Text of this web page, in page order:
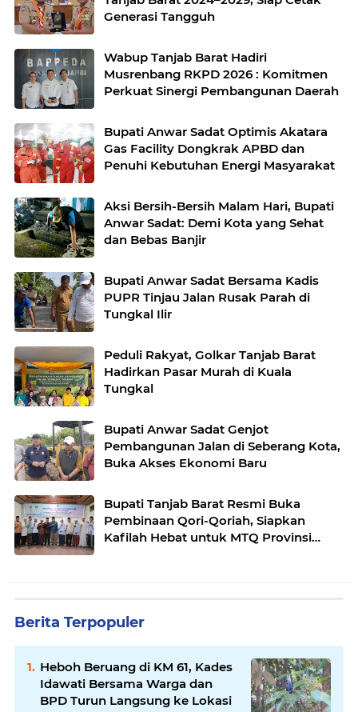
Generasi Tangguh
Wabup Tanjab Barat Hadiri
Musrenbang RKPD 2026 : Komitmen
Perkuat Sinergi Pembangunan Daerah
Bupati Anwar Sadat Optimis Akatara
Gas Facility Dongkrak APBD dan
Penuhi Kebutuhan Energi Masyarakat
Aksi Bersih-Bersih Malam Hari, Bupati
Anwar Sadat: Demi Kota yang Sehat
dan Bebas Banjir
Bupati Anwar Sadat Bersama Kadis
PUPR Tinjau Jalan Rusak Parah di
Tungkal Ilir
Peduli Rakyat, Golkar Tanjab Barat
Hadirkan Pasar Murah di Kuala
Tungkal
Bupati Anwar Sadat Genjot
Pembangunan Jalan di Seberang Kota,
Buka Akses Ekonomi Baru
Bupati Tanjab Barat Resmi Buka
Pembinaan Qori-Qoriah, Siapkan
Kafilah Hebat untuk MTQ Provinsi
Berita Terpopuler
Heboh Beruang di KM 61, Kades
Idawati Bersama Warga dan
BPD Turun Langsung ke Lokasi